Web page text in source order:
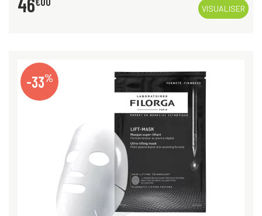
VISUALISER
-33%